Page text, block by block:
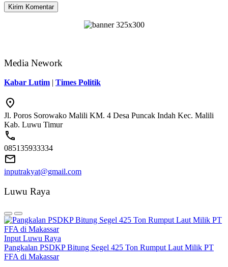
Media Nework
Kabar Lutim | Times Politik
Jl. Poros Sorowako Malili KM. 4 Desa Puncak Indah Kec. Malili
Kab. Luwu Timur
085135933334
inputrakyat@gmail.com
Luwu Raya
Input Luwu Raya
Pangkalan PSDKP Bitung Segel 425 Ton Rumput Laut Milik PT
FFA di Makassar